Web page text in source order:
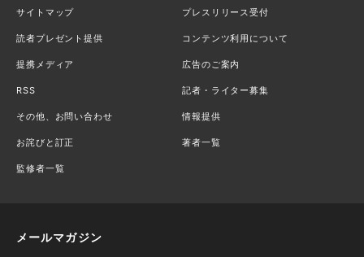
サイトマップ プレスリリース受付
読者プレゼント提供 コンテンツ利用について
提携メディア 広告のご案内
RSS 記者・ライター募集
その他、お問い合わせ 情報提供
お詫びと訂正 著者一覧
監修者一覧
メールマガジン